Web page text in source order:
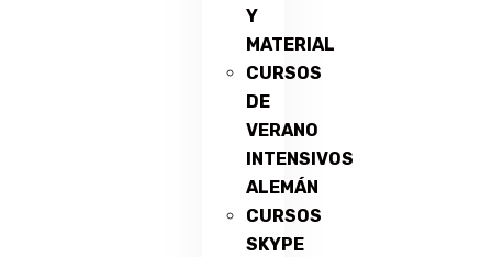
Y
MATERIAL
CURSOS
DE
VERANO
INTENSIVOS
ALEMÁN
CURSOS
SKYPE